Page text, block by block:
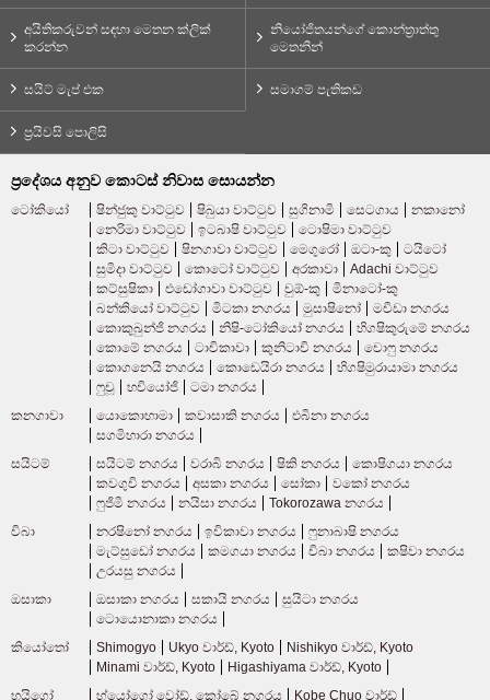
අයිතිකරුවන් සඳහා මෙතන ක්ලික්
කරන්න
නියෝජිතයන්ගේ කොන්ත්‍රාත්තු
මෙතනින්
සයිට් මැප් එක සමාගම් පැතිකඩ
ප්‍රයිවසි පොලිසි
ප්‍රදේශය අනුව කොටස් නිවාස සොයන්න
ටෝකියෝ ෂින්ජුකු වාට්ටුව ෂිබුයා වාට්ටුව සුගිනාමි සෙටගාය
නකානෝ
නෙරිමා වාට්ටුව
ඉටබාෂි වාට්ටුව
ටොෂිමා වාට්ටුව
කිටා වාට්ටුව
ෂිනගාවා වාට්ටුව මෙගුරෝ ඔටා-කු
ටයිටෝ
සුමිදා වාට්ටුව
කොටෝ වාට්ටුව අරකාවා
Adachi වාට්ටුව
කට්සුෂිකා
එඩෝගාවා වාට්ටුව චුඕ-කු
මිනාටෝ-කු
බන්කියෝ වාට්ටුව
මිටකා නගරය මුසාෂිනෝ
මචිඩා නගරය
කොකුබුන්ජි නගරය
නිෂි-ටෝකියෝ නගරය
හිගෂිකුරුමේ නගරය
කොමේ නගරය
ටාචිකාවා කුනිටාචි නගරය
චොෆු නගරය
කොගනෙයි නගරය
කොඩෙයිරා නගරය
හිගෂිමුරායාමා නගරය
ෆුචූ
හචියෝජි
ටමා නගරය
කනගාවා
යොකොහාමා කවාසාකි නගරය
එබිනා නගරය
සගමිහාරා නගරය
සයිටම්
සයිටම් නගරය වරාබි නගරය ෂිකි නගරය
කොෂිගයා නගරය
කවගුචි නගරය
අසකා නගරය සෝකා
වකෝ නගරය
ෆුජිමි නගරය
නයිසා නගරය
Tokorozawa නගරය
චිබා
නරෂිනෝ නගරය ඉචිකාවා නගරය
ෆුනාබාෂි නගරය
මැට්සුඩෝ නගරය
කමගයා නගරය චිබා නගරය
කෂිවා නගරය
උරයසු නගරය
ඔසාකා
ඔසාකා නගරය සකායි නගරය
සුයිටා නගරය
ටොයොනාකා නගරය
කියෝතෝ
Shimogyo Ukyo වාර්ඩ්, Kyoto
Nishikyo වාර්ඩ්, Kyoto
Minami වාර්ඩ්, Kyoto
Higashiyama වාර්ඩ්, Kyoto
හයිගෝ
හ්යෝගෝ වෝඩ්, කෝබේ නගරය Kobe Chuo වාර්ඩ්